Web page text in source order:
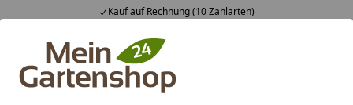
Kauf auf Rechnung (10 Zahlarten)
Alle Produkte
Mein Konto
Suchen